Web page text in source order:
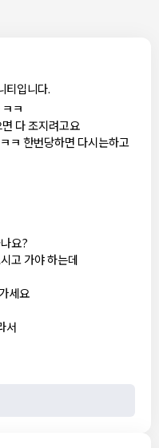
티입니다.
가능한가요?
ㅋ
다 조지려고요
ㅋ 한번당하면 다시는하고
요?
고 가야 하는데
세요
서